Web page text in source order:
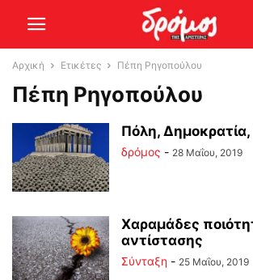
Αρχική Ετικέτες Πέπη Ρηγοπούλου
Πέπη Ρηγοπούλου
Πόλη, Δημοκρατία,
δρόμος - 28 Μαΐου, 2019
Χαραμάδες
αντίστασης
Σύνταξη - 25 Μαΐου, 2019